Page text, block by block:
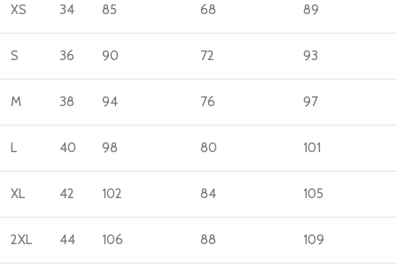
XS 34 85 68 89
S 36 90 72 93
M 38 94 76 97
L 40 98 80 101
XL 42 102 84 105
2XL 44 106 88 109